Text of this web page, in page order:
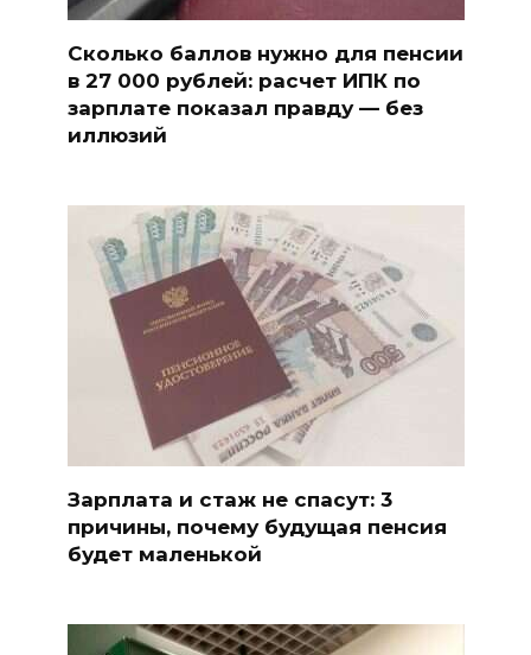
Сколько баллов нужно для пенсии
в 27 000 рублей: расчет ИПК по
зарплате показал правду — без
иллюзий
Зарплата и стаж не спасут: 3
причины, почему будущая пенсия
будет маленькой